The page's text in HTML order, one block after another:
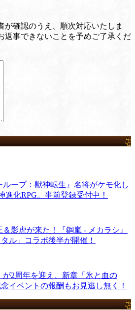
が確認のうえ、順次対応いたしま
返事できないことを予めご了承くだ
ループ：獣神転生』名将がケモ化し
進化RPG。事前登録受付中！
影虎が来た！『鋼嵐 - メカラシ』
ル」コラボ後半が開催！
が2周年を迎え、新章「氷と血の
イベントの報酬もお見逃し無く！